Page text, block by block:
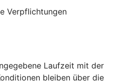
Verpflichtungen
Laufzeit mit der
bleiben über die